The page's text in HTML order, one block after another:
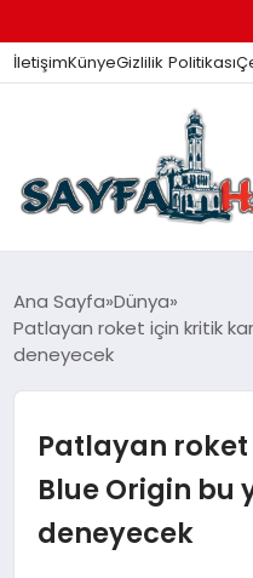
İletişimKünyeGizlilik Politikası
ANA SAYFA
GÜNDEM
İZMIR HABERLERI
Ana Sayfa Dünya
Patlayan roket için kritik
deneyecek
Patlayan
Blue Origin bu
deneyecek